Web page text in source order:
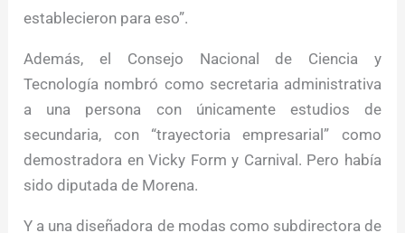
establecieron para eso”.
Además, el Consejo Nacional de Ciencia y
Tecnología nombró como secretaria administrativa
a una persona con únicamente estudios de
secundaria, con “trayectoria empresarial” como
demostradora en Vicky Form y Carnival. Pero había
sido diputada de Morena.
Y a una diseñadora de modas como subdirectora de